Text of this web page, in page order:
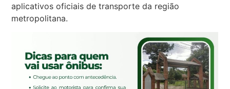
aplicativos oficiais de transporte da região
metropolitana.